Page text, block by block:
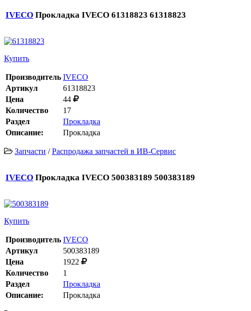
IVECO Прокладка IVECO 61318823 61318823
Купить
Производитель IVECO
Артикул
61318823
Цена
44
Количество
17
Раздел
Прокладка
Описание:
Прокладка
Запчасти /Распродажа запчастей в ИВ-Сервис
IVECO Прокладка IVECO 500383189 500383189
Купить
Производитель IVECO
Артикул
500383189
Цена
1922
Количество
1
Раздел
Прокладка
Описание:
Прокладка